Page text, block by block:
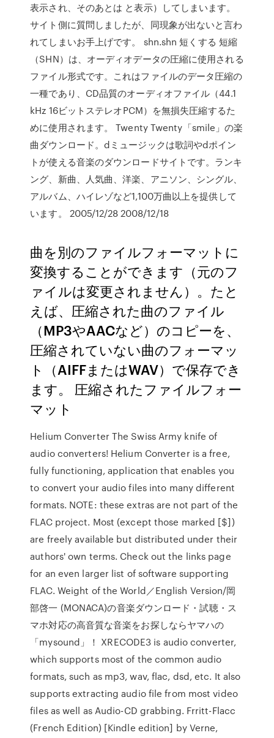
表示され、そのあとは と表示）してしまいます。
サイト側に質問しましたが、同現象が出ないと言わ
れてしまいお手上げです。 shn.shn 短くする 短縮
（SHN）は、オーディオデータの圧縮に使用される
ファイル形式です。これはファイルのデータ圧縮の
一種であり、CD品質のオーディオファイル（44.1
kHz 16ビットステレオPCM）を無損失圧縮するた
めに使用されます。 Twenty Twenty「smile」の楽
曲ダウンロード。dミュージックは歌詞やdポイン
トが使える音楽のダウンロードサイトです。ランキ
ング、新曲、人気曲、洋楽、アニソン、シングル、
アルバム、ハイレゾなど1,100万曲以上を提供して
います。 2005/12/28 2008/12/18
曲を別のファイルフォーマットに
変換することができます（元のフ
ァイルは変更されません）。たと
えば、圧縮された曲のファイル
（MP3やAACなど）のコピーを、
圧縮されていない曲のフォーマッ
ト（AIFFまたはWAV）で保存でき
ます。 圧縮されたファイルフォー
マット
Helium Converter The Swiss Army knife of
audio converters! Helium Converter is a free,
fully functioning, application that enables you
to convert your audio files into many different
formats. NOTE: these extras are not part of the
FLAC project. Most (except those marked [$])
are freely available but distributed under their
authors' own terms. Check out the links page
for an even larger list of software supporting
FLAC. Weight of the World／English Version/岡
部啓一 (MONACA)の音楽ダウンロード・試聴・ス
マホ対応の高音質な音楽をお探しならヤマハの
「mysound」！ XRECODE3 is audio converter,
which supports most of the common audio
formats, such as mp3, wav, flac, dsd, etc. It also
supports extracting audio file from most video
files as well as Audio-CD grabbing. Frritt-Flacc
(French Edition) [Kindle edition] by Verne,